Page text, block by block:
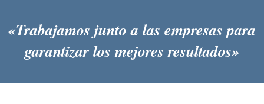
«Trabajamos junto a las empresas para
garantizar los mejores resultados»